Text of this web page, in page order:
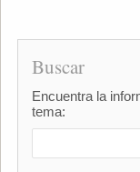
Buscar
Encuentra la
tema: